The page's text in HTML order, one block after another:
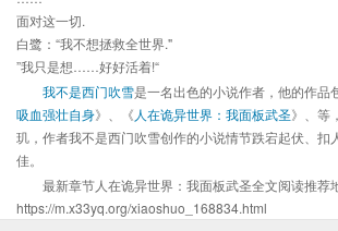
面对这一切.
白鹭：“我不想拯救全世界."
”我只是想……好好活着!“
我不是西门吹雪是一名出色的小说作者，他的作品
吸血强壮自身》、《 人在诡异世界：我面板武圣》、等
玑，作者我不是西门吹雪创作的小说情节跌宕起伏、扣
佳。
最新章节人在诡异世界：我面板武圣全文阅读推荐
https://m.x33yq.org/xiaoshuo_168834.html